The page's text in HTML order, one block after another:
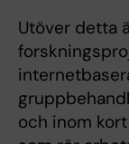
Utöver detta
och inom